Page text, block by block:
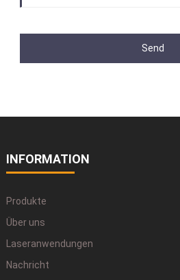
Send
INFORMATION
Produkte
Über uns
Laseranwendungen
Nachricht